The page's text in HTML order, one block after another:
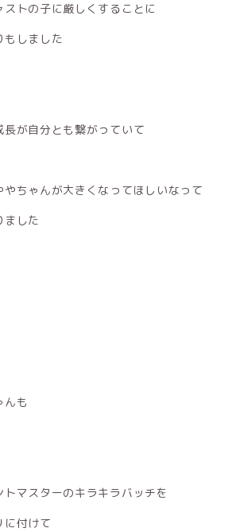
ストの子に厳しくすることに
もしました
長が自分とも繋がっていて
やちゃんが大きくなってほしいなって
ました
んも
マスターのキラキラバッチを
に付けて